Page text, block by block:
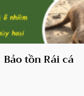
Bảo tồn Rái cá